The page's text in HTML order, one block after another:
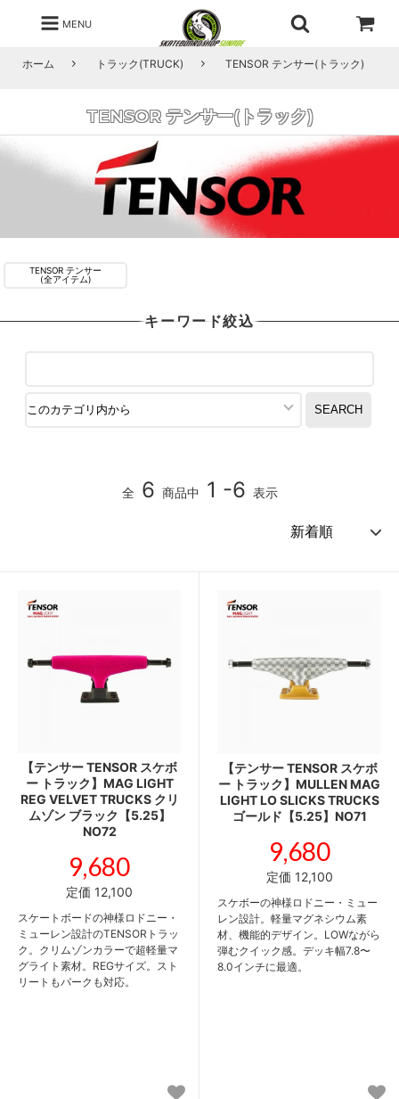
MENU
ホーム トラック(TRUCK) TENSOR テンサー(トラック)
TENSOR テンサー(トラック)
TENSOR テンサー
(全アイテム)
キーワード絞込
全 6 商品中 1 -6 表示
【テンサー TENSOR スケボ
ー トラック】MAG LIGHT
REG VELVET TRUCKS クリ
ムゾン ブラック【5.25】
NO72
9,680
定価 12,100
スケートボードの神様ロドニー・
ミューレン設計のTENSORトラッ
ク。クリムゾンカラーで超軽量マ
グライト素材。REGサイズ。スト
リートもパークも対応。
【テンサー TENSOR スケボ
ー トラック】MULLEN MAG
LIGHT LO SLICKS TRUCKS
ゴールド【5.25】NO71
9,680
定価 12,100
スケボーの神様ロドニー・ミュー
レン設計。軽量マグネシウム素
材、機能的デザイン。LOWながら
弾むクイック感。デッキ幅7.8〜
8.0インチに最適。